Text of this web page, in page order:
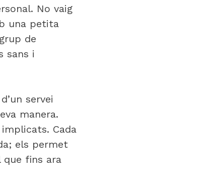
No vaig
una petita
de
sans i
servei
manera.
Cada
els permet
fins ara